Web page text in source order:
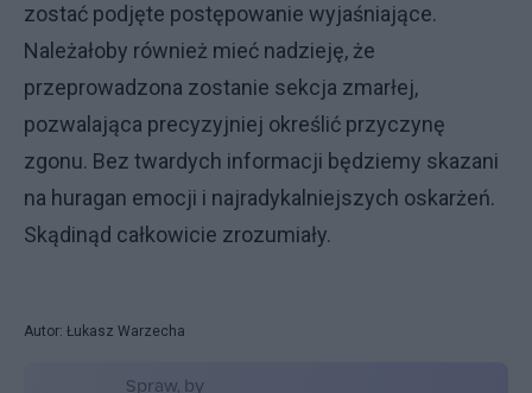
zostać podjęte postępowanie wyjaśniające.
Należałoby również mieć nadzieję, że
przeprowadzona zostanie sekcja zmarłej,
pozwalająca precyzyjniej określić przyczynę
zgonu. Bez twardych informacji będziemy skazani
na huragan emocji i najradykalniejszych oskarżeń.
Skądinąd całkowicie zrozumiały.
Autor: Łukasz Warzecha